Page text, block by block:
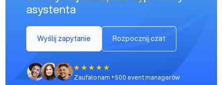
asystenta
Wyślij zapytanie Rozpocznij czat
Zaufało nam +500 event managerów